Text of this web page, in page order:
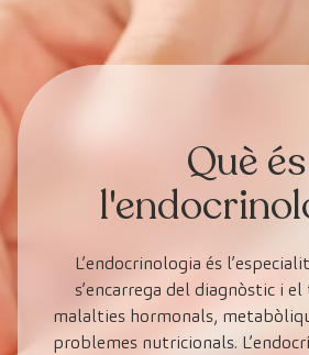
Què és
L’endocrinologia és
s’encarrega del diagnòstic i
malalties hormonals,
problemes nutricionals.